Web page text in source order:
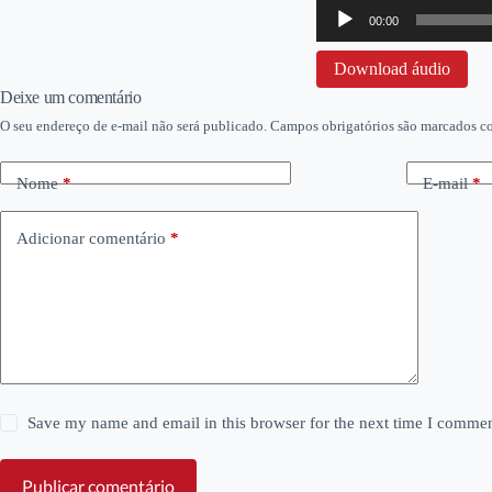
Tocador
áudio
00:00
Download áudio
Deixe um comentário
O seu endereço de e-mail não será publicado. Campos obrigatórios são marcados
Nome* E-mail*
Adicionar comentário *
Save my name and email in this browser for the next time I
Publicar comentário